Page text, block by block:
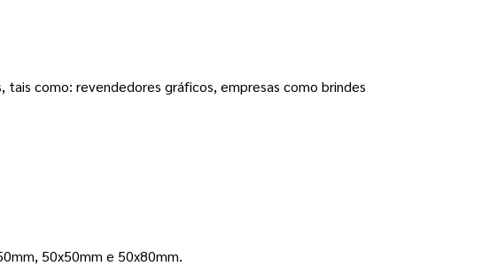
como: revendedores gráficos, empresas como brindes
50x50mm e 50x80mm.